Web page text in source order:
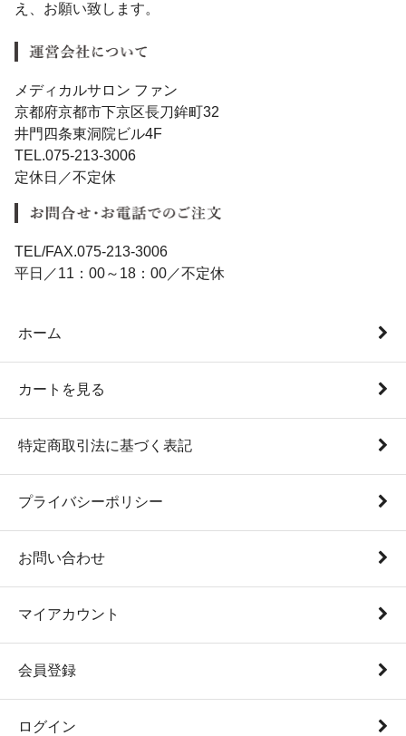
え、お願い致します。
メディカルサロン ファン
京都府京都市下京区長刀鉾町32
井門四条東洞院ビル4F
TEL.075-213-3006
定休日／不定休
TEL/FAX.075-213-3006
平日／11：00～18：00／不定休
ホーム
カートを見る
特定商取引法に基づく表記
プライバシーポリシー
お問い合わせ
マイアカウント
会員登録
ログイン